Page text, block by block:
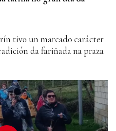
tivo un marcado carácter
da fariñada na praza